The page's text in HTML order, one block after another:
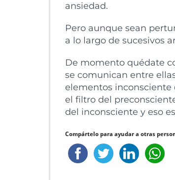
ansiedad.
Pero aunque sean
a lo largo de sucesivos
De momento quédate
se comunican entre
elementos inconsciente
el filtro del
del inconsciente y eso
Compártelo para ayudar a otras